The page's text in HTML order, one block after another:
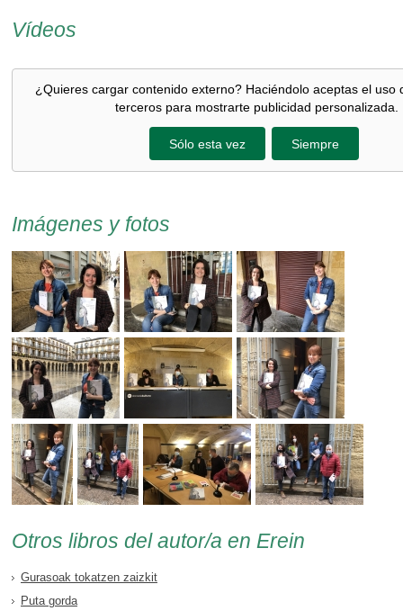
Vídeos
¿Quieres cargar contenido externo? Haciéndolo aceptas el uso
terceros para mostrarte publicidad personalizada.
Sólo esta vez Siempre
Imágenes y fotos
Otros libros del autor/a en Erein
Gurasoak tokatzen zaizkit
Puta gorda